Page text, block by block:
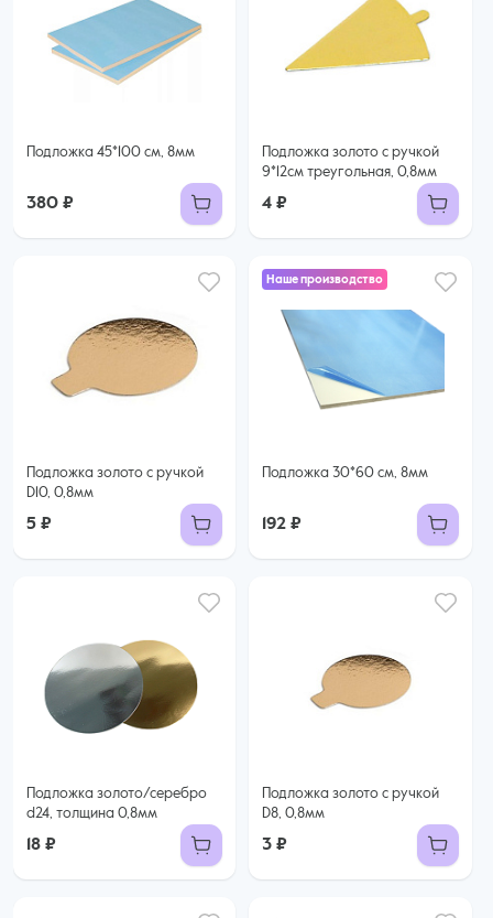
Подложка 45*100 см, 8мм
380 ₽
Подложка золото с ручкой
9*12см треугольная, 0,8мм
4 ₽
Подложка золото с ручкой
D10, 0,8мм
5 ₽
Наше производство
Подложка 30*60 см, 8мм
192 ₽
Подложка золото/серебро
d24, толщина 0,8мм
18 ₽
Подложка золото с ручкой
D8, 0,8мм
3 ₽